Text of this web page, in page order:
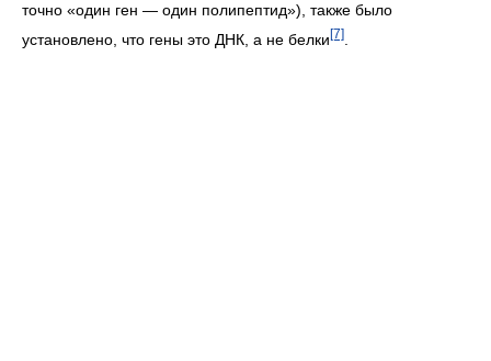
точно «один ген — один полипептид»), также было
установлено, что гены это ДНК, а не белки[7]